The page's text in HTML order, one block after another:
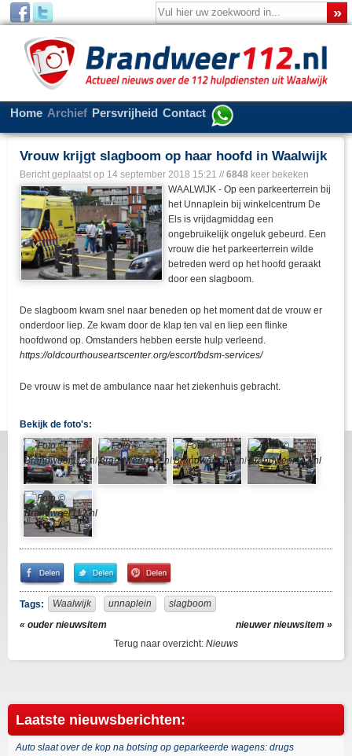
Home Archief Persvrijheid Contact
Vrouw krijgt slagboom op haar hoofd in Waalwijk
Bericht geplaatst op 14 september 2018 15:21 // 6848 keer bekeken
WAALWIJK - Op een parkeerterrein bij
het Unnaplein bij winkelcentrum De
Els is vrijdagmiddag een
ongebruikelijk ongeluk gebeurd. Een
vrouw die het parkeerterrein wilde
betreden werd op het hoofd geraakt
door een slagboom.
De slagboom kwam snel naar beneden op het moment dat de vrouw er
onderdoor liep. Ze kwam door de klap ten val en liep een flinke
hoofdwond op. Omstanders hebben eerste hulp verleend.
https://oldcourthouseartscenter.org/escort/bdsm-services/
De vrouw is met de ambulance naar het ziekenhuis gebracht.
Bekijk de foto's:
Share
on
Facebook
Share
on
Twitter
Pin
It!
Tags: Waalwijk unnaplein
slagboom
« ouder nieuwsitem
nieuwer nieuwsitem »
Terug naar overzicht: Nieuws
Laatste nieuwsberichten:
Auto slaat over de kop na botsing op geparkeerde wagens: drugs